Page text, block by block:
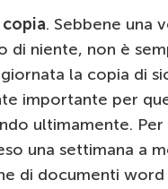
. Sebbene una
di niente, non è
la copia di
importante per
ultimamente. Per
una settimana a
di documenti